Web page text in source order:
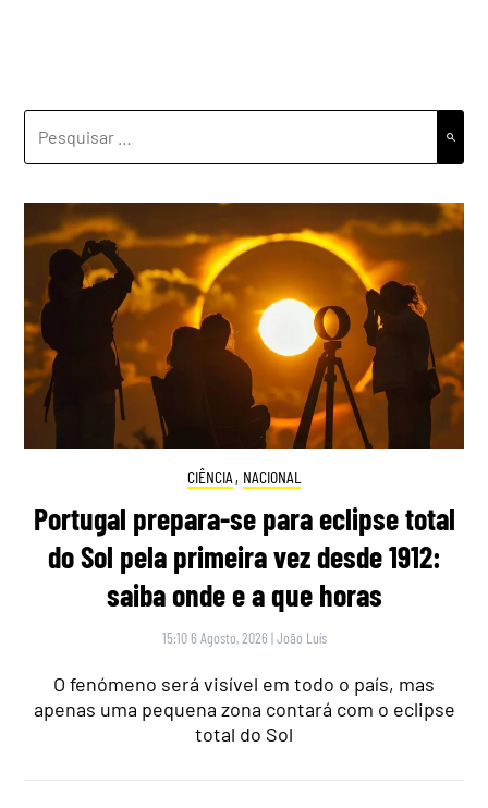
CIÊNCIA , NACIONAL
Portugal prepara-se para eclipse total
do Sol pela primeira vez desde 1912:
saiba onde e a que horas
15:10 6 Agosto, 2026 |João Luís
O fenómeno será visível em todo o país, mas
apenas uma pequena zona contará com o eclipse
total do Sol